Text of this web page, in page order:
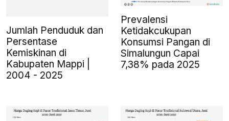
Jumlah Penduduk dan
Persentase
Kemiskinan di
Kabupaten Mappi |
2004 - 2025
Prevalensi
Ketidakcukupan
Konsumsi Pangan di
Simalungun Capai
7,38% pada 2025